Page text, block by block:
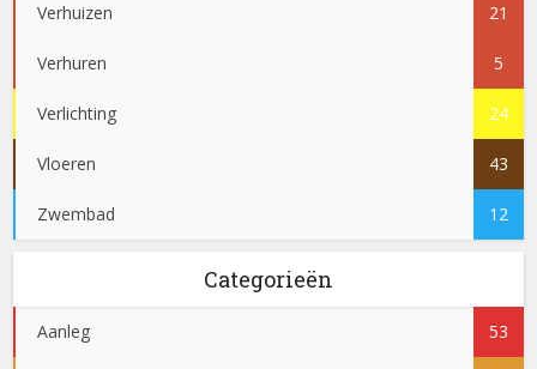
Verhuizen 21
Verhuren 5
Verlichting 24
Vloeren 43
Zwembad 12
Categorieën
Aanleg 53